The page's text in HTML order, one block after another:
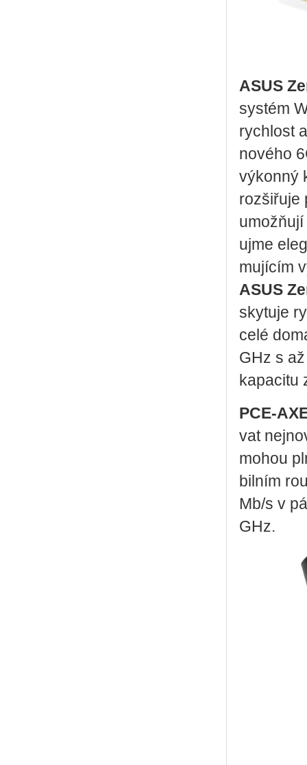
ASUS
sys­tém
rych­lost
no­vé­ho
vý­kon­ný
roz­ši­řu­je
ujme
mu­jí­cím
ASUS
sky­tu­je
celé
GHz s
ka­pa­ci­tu
PCE-
vat
mohou
bil­ním
Mb/s v
GHz.